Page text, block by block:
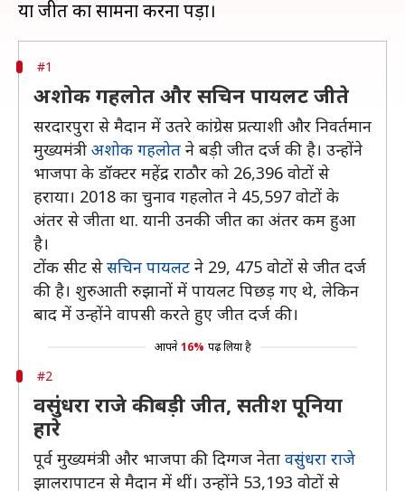
#1
अशोक गहलोत और सचिन पायलट जीते
सरदारपुरा से मैदान में उतरे कांग्रेस प्रत्याशी और निवर्तमान
मुख्यमंत्री अशोक गहलोत ने बड़ी जीत दर्ज की है। उन्होंने
भाजपा के डॉक्टर महेंद्र राठौर को 26,396 वोटों से
हराया। 2018 का चुनाव गहलोत ने 45,597 वोटों के
अंतर से जीता था. यानी उनकी जीत का अंतर कम हुआ
है।
टोंक सीट सेसचिन पायलट ने 29, 475 वोटों से जीत दर्ज
की है। शुरुआती रुझानों में पायलट पिछड़ गए थे, लेकिन
बाद में उन्होंने वापसी करते हुए जीत दर्ज की।
आपने 16% पढ़ लिया है
#2
वसुंधरा राजे की बड़ी जीत, सतीश पूनिया
हारे
पूर्व मुख्यमंत्री और भाजपा की दिग्गज नेता वसुंधरा राजे
झालरापाटन से मैदान में थीं। उन्होंने 53,193 वोटों से